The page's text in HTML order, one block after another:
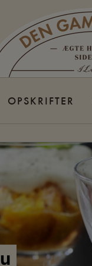
OPSKRIFTER